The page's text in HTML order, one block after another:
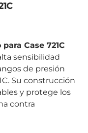
Case 721C
sensibilidad
de presión
Su construcción
y protege los
contra